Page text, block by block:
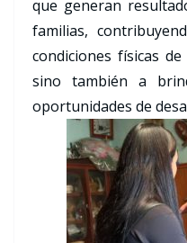
que generan
familias,
condiciones físicas
sino también a
oportunidades de